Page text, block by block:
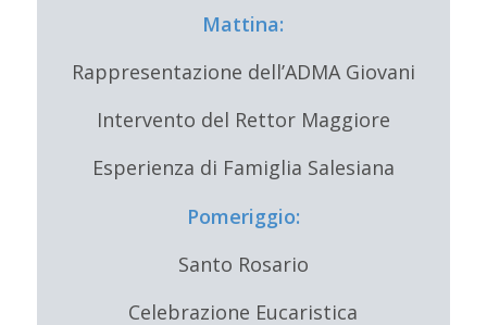
Mattina:
Rappresentazione dell’ADMA Giovani
Intervento del Rettor Maggiore
Esperienza di Famiglia Salesiana
Pomeriggio:
Santo Rosario
Celebrazione Eucaristica